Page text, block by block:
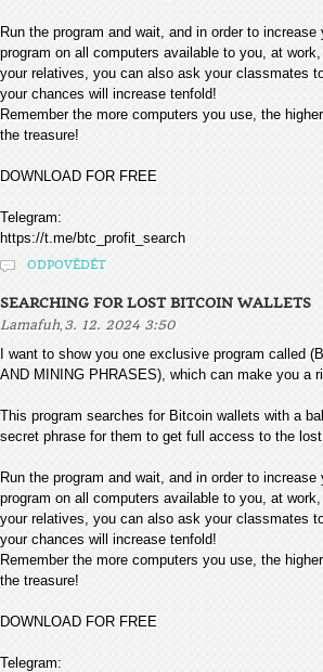
Run the program and wait, and in order to
program on all computers available to you, at
your relatives, you can also ask your classmates
your chances will increase tenfold!
Remember the more computers you use, the
the treasure!
DOWNLOAD FOR FREE
Telegram:
https://t.me/btc_profit_search
ODPOVĚDĚT
SEARCHING FOR LOST BITCOIN WALLETS
Lamafuh, 3. 12. 2024 3:50
I want to show you one exclusive program called
AND MINING PHRASES), which can make you a
This program searches for Bitcoin wallets with a
secret phrase for them to get full access to the
Run the program and wait, and in order to
program on all computers available to you, at
your relatives, you can also ask your classmates
your chances will increase tenfold!
Remember the more computers you use, the
the treasure!
DOWNLOAD FOR FREE
Telegram: